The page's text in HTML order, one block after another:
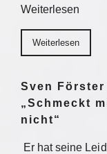
Weiterlesen
Weiterlesen
Sven
„Schmeckt
nicht“
Er hat seine